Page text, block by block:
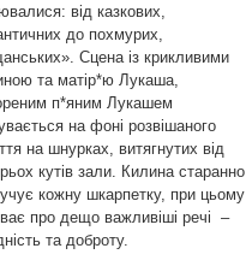
від казкових,
до похмурих,
Сцена із крикливими
та матір*ю Лукаша,
п*яним Лукашем
на фоні розвішаного
на шнурках, витягнутих від
кутів зали. Килина старанно
кожну шкарпетку, при цьому
про дещо важливіші речі –
та доброту.